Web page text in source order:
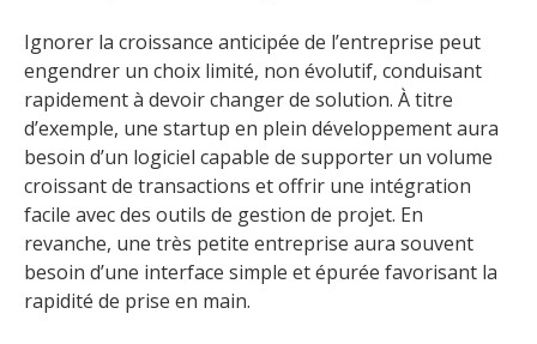
Ignorer la croissance anticipée de l’entreprise peut
engendrer un choix limité, non évolutif, conduisant
rapidement à devoir changer de solution. À titre
d’exemple, une startup en plein développement aura
besoin d’un logiciel capable de supporter un volume
croissant de transactions et offrir une intégration
facile avec des outils de gestion de projet. En
revanche, une très petite entreprise aura souvent
besoin d’une interface simple et épurée favorisant la
rapidité de prise en main.